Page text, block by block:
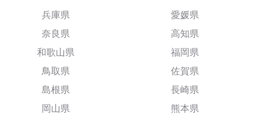
兵庫県
奈良県
和歌山県
鳥取県
島根県
岡山県
愛媛県
高知県
福岡県
佐賀県
長崎県
熊本県